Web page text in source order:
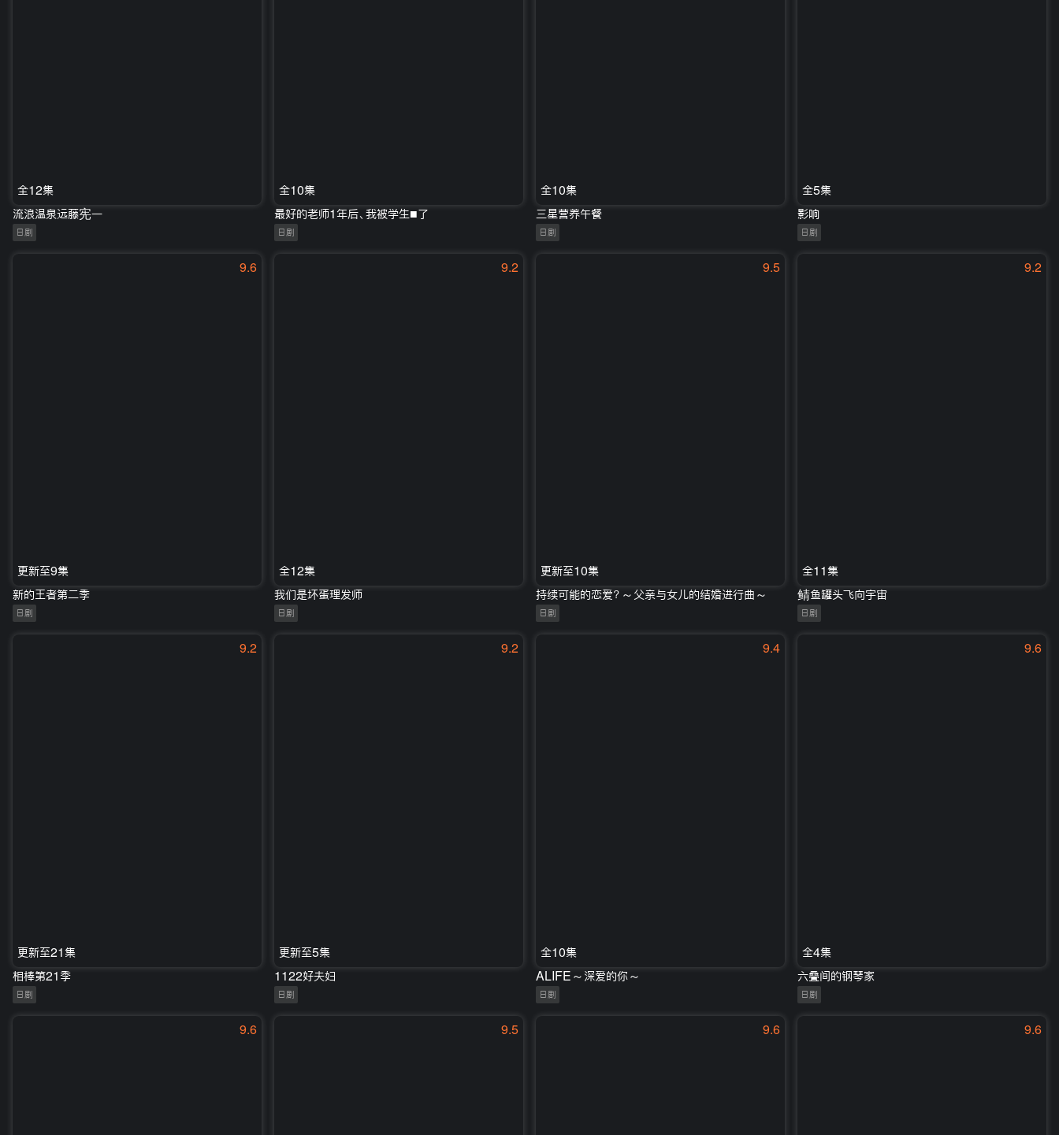
全12集
流浪温泉远藤宪一
日剧
全10集
最好的老师1年后、我被学生■了
日剧
全10集
三星营养午餐
日剧
全5集
影响
日剧
9.6
更新至9集
新的王者第二季
日剧
9.2
全12集
我们是坏蛋理发师
日剧
9.5
更新至10集
持续可能的恋爱？～父亲与女儿的结婚进行曲～
日剧
9.2
全11集
鲭鱼罐头飞向宇宙
日剧
9.2
更新至21集
相棒第21季
日剧
9.2
更新至5集
1122好夫妇
日剧
9.4
全10集
ALIFE～深爱的你～
日剧
9.6
全4集
六叠间的钢琴家
日剧
9.6 9.5 9.6 9.6